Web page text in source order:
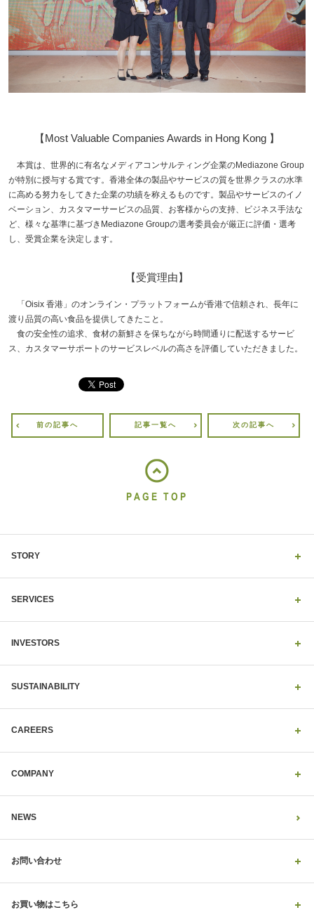
【Most Valuable Companies Awards in Hong Kong 】
本賞は、世界的に有名なメディアコンサルティング企業のMediazone Group
が特別に授与する賞です。香港全体の製品やサービスの質を世界クラスの水準
に高める努力をしてきた企業の功績を称えるものです。製品やサービスのイノ
ベーション、カスタマーサービスの品質、お客様からの支持、ビジネス手法な
ど、様々な基準に基づきMediazone Groupの選考委員会が厳正に評価・選考
し、受賞企業を決定します。
【受賞理由】
「Oisix 香港」のオンライン・プラットフォームが香港で信頼され、長年に
渡り品質の高い食品を提供してきたこと。
食の安全性の追求、食材の新鮮さを保ちながら時間通りに配送するサービ
ス、カスタマーサポートのサービスレベルの高さを評価していただきました。
前の記事へ 記事一覧へ 次の記事へ
PAGE TOP
STORY
SERVICES
INVESTORS
SUSTAINABILITY
CAREERS
COMPANY
NEWS
お問い合わせ
お買い物はこちら